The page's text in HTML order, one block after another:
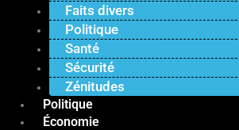
Faits divers
Politique
Santé
Sécurité
Zénitudes
Politique
Économie